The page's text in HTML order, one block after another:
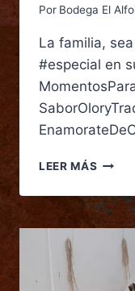
Por Bodega El
La familia,
#especial en
LEER MÁS